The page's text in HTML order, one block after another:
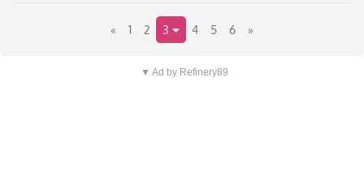
« 1 2 3 4 5 6 »
▼ Ad by Refinery89